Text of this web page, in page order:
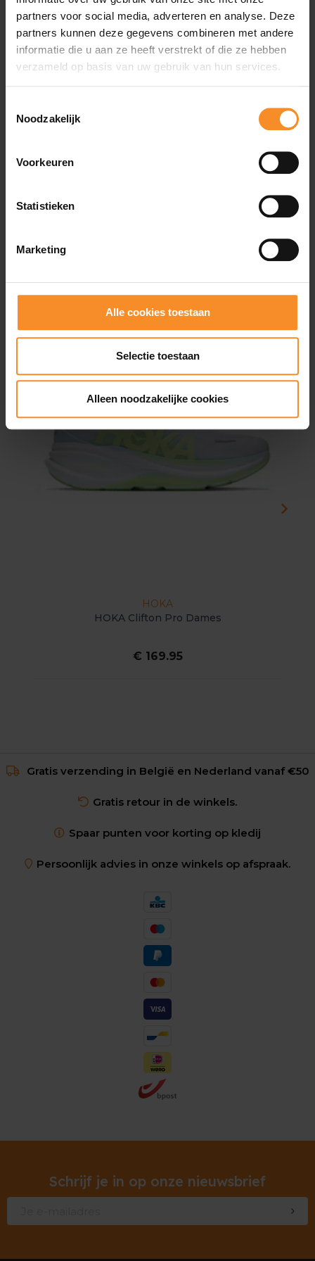
partners voor social media, adverteren en analyse. Deze
partners kunnen deze gegevens combineren met andere
informatie die u aan ze heeft verstrekt of die ze hebben
verzameld op basis van uw gebruik van hun services.
Noodzakelijk
Voorkeuren
Statistieken
Marketing
Alle cookies toestaan
Selectie toestaan
Alleen noodzakelijke cookies
De hoeveelheid 'bounce'.
lopen).
Gebruik |Rustige loopjes
Wat je misschien ook leuk vindt
HOKA
HOKA Clifton Pro Dames
€ 169.95
Gratis verzending in België en Nederland vanaf €50
Gratis retour in de winkels.
Spaar punten voor korting op kledij
Persoonlijk advies in onze winkels op afspraak.
Schrijf je in op onze nieuwsbrief